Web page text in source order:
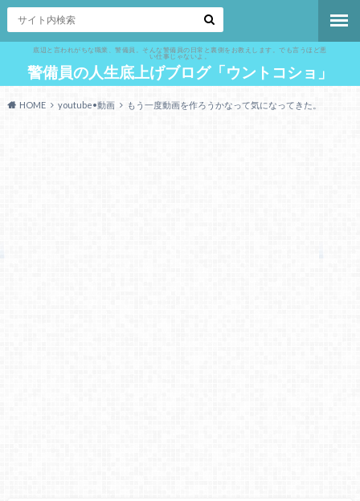
底辺と言われがちな職業、警備員。そんな警備員の日常と裏側をお教えします。でも言うほど悪
い仕事じゃないよ。
警備員の人生底上げブログ「ウントコショ」
HOME youtube•動画 もう一度動画を作ろうかなって気になってきた。